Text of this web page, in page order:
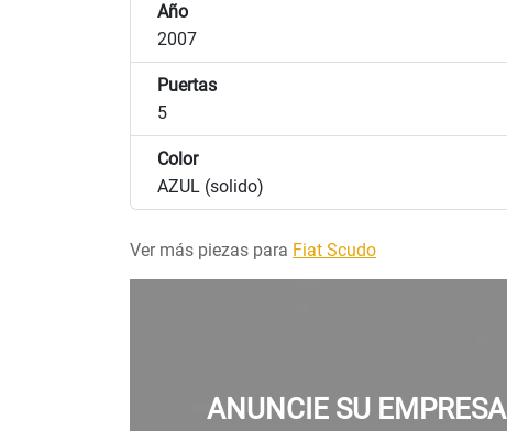
Año
2007
Puertas
5
Color
AZUL (solido)
Ver más piezas para Fiat Scudo
ANUNCIE SU EMPRESA